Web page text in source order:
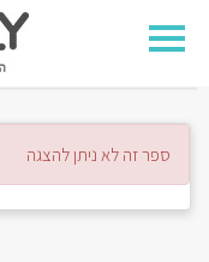
ספר זה לא ניתן להצגה